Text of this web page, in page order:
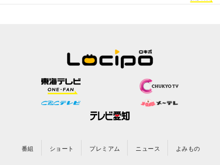
番組 ショート プレミアム ニュース よみもの